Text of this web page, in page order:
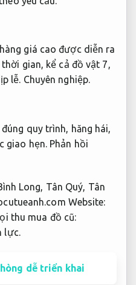
giá cao được diễn ra
gian, kể cả đồ vật 7,
lễ. Chuyên nghiệp.
quy trình, hăng hái,
giao hẹn. Phản hồi
Long, Tân Quý, Tân
Website:
thu mua đồ cũ:
lực.
dễ triển khai